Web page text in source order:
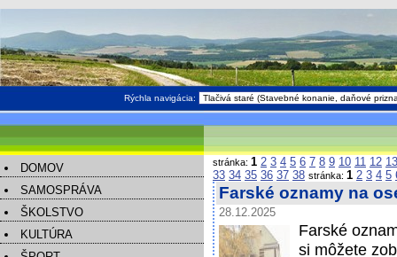
Rýchla navigácia:
DOMOV
SAMOSPRÁVA
ŠKOLSTVO
KULTÚRA
stránka: 1 2 3 4 5 6 7 8 9 10 11 12 13
33 34 35 36 37 38
Farské oznamy na
28.12.2025
Farské
si môžete
stránka: 1 2 3 4 5